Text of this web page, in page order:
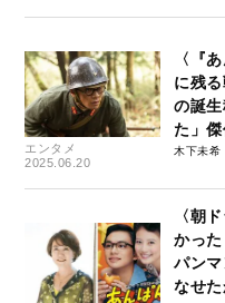
エンタメ
2025.06.20
〈『
に残
の誕
た」傑
木下未希
〈朝
かっ
パン
なせ